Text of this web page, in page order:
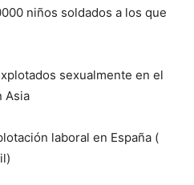
niños soldados a los que
sexualmente en el
Asia
laboral en España (